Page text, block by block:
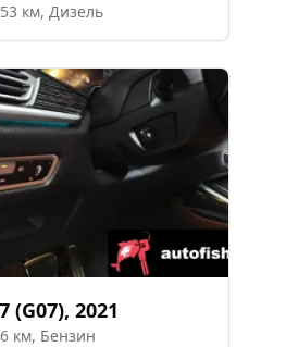
км, Дизель
(G07), 2021
км, Бензин